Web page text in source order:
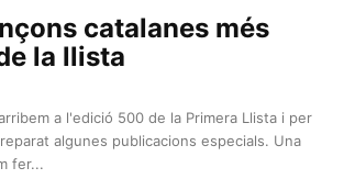
catalanes més
la llista
a l'edició 500 de la Primera Llista i per
algunes publicacions especials. Una
fer...